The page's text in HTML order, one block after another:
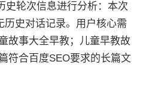
史轮次信息进行分析：本次
历史对话记录。用户核心需
故事大全早教；儿童早教故
符合百度SEO要求的长篇文